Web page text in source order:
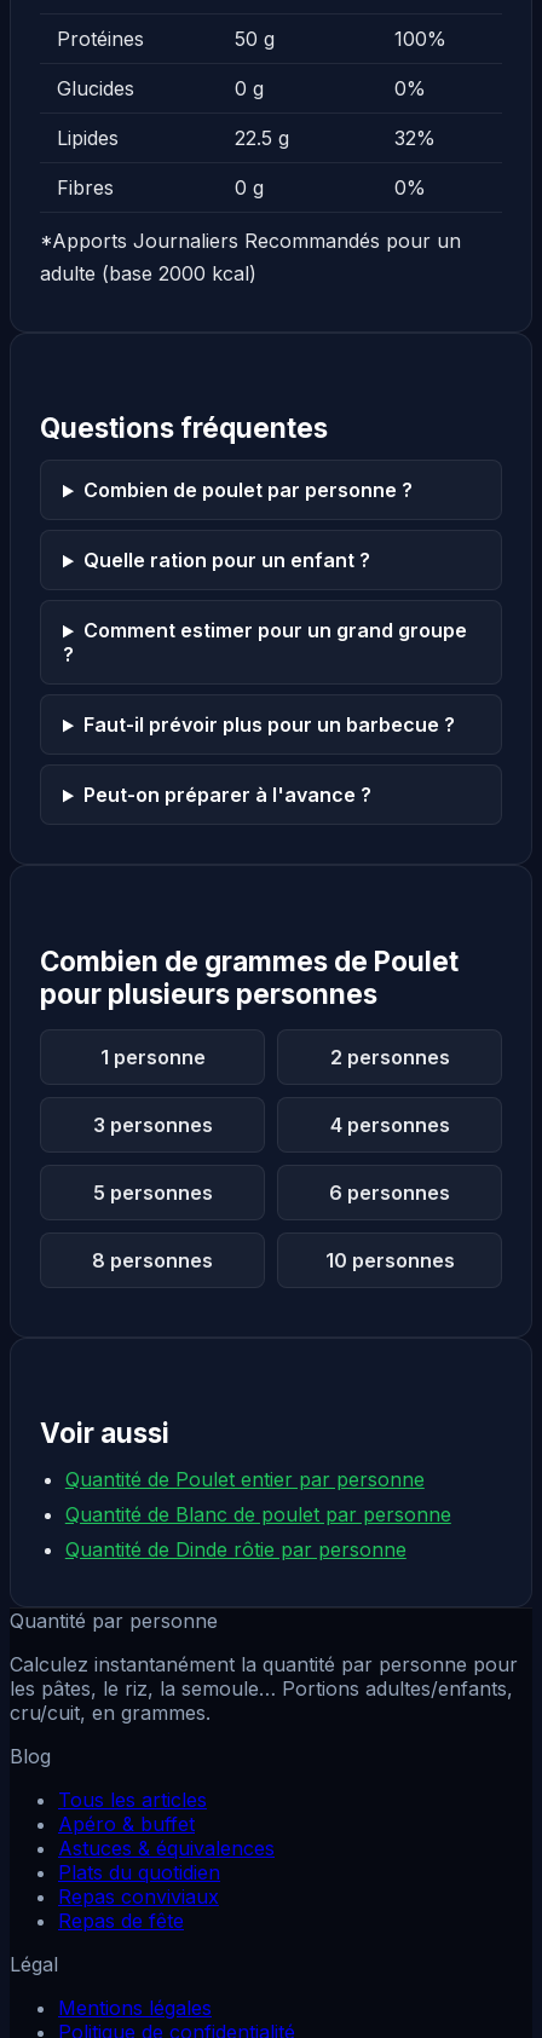
Protéines 50 g 100%
Glucides 0 g 0%
Lipides 22.5 g 32%
Fibres 0 g 0%
*Apports Journaliers Recommandés pour un
adulte (base 2000 kcal)
Questions fréquentes
Combien de poulet par personne ?
Quelle ration pour un enfant ?
Comment estimer pour un grand groupe
?
Faut-il prévoir plus pour un barbecue ?
Peut-on préparer à l'avance ?
Combien de grammes de Poulet
pour plusieurs personnes
1 personne 2 personnes
3 personnes 4 personnes
5 personnes 6 personnes
8 personnes 10 personnes
Voir aussi
Quantité de Poulet entier par personne
Quantité de Blanc de poulet par personne
Quantité de Dinde rôtie par personne
Quantité par personne
Calculez instantanément la quantité par personne pour
les pâtes, le riz, la semoule… Portions adultes/enfants,
cru/cuit, en grammes.
Blog
Tous les articles
Apéro & buffet
Astuces & équivalences
Plats du quotidien
Repas conviviaux
Repas de fête
Légal
Mentions légales
Politique de confidentialité